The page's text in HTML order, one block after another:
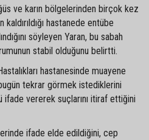
ve karın bölgelerinden birçok kez
kaldırıldığı hastanede entübe
söyleyen Yaran, bu sabah
stabil olduğunu belirtti.
hastanesinde muayene
tekrar görmek istediklerini
ifade vererek suçlarını itiraf ettiğini
ifade elde edildiğini, cep